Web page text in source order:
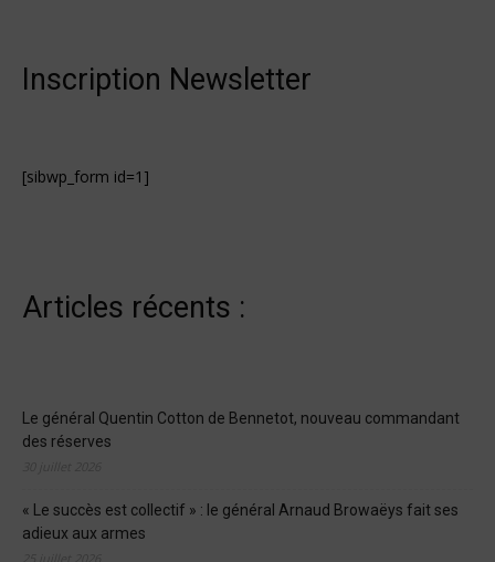
Inscription Newsletter
[sibwp_form id=1]
Articles récents :
Le général Quentin Cotton de Bennetot, nouveau commandant
des réserves
« Le succès est collectif » : le général Arnaud Browaëys fait ses
adieux aux armes